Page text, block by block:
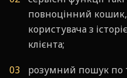
повноцінний кошик,
користувача з
клієнта;
розумний пошук по